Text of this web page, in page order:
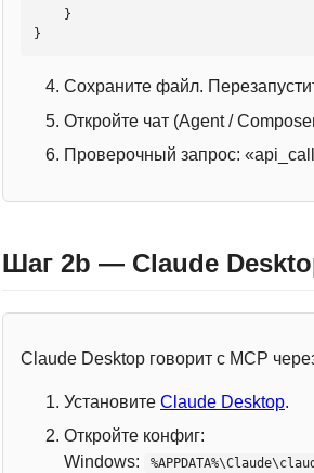
}
Сохраните файл.
Откройте чат (Agent /
Проверочный запрос:
Шаг 2b — Claude
Claude Desktop говорит с MCP
Установите Claude Desktop.
Откройте конфиг:
Windows: